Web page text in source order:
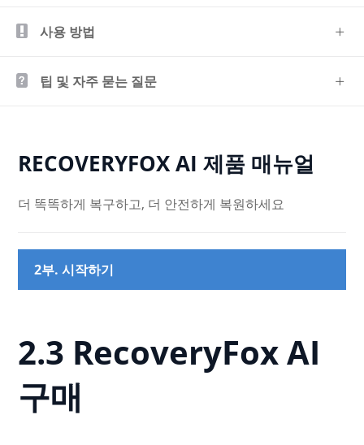
사용 방법
팁 및 자주 묻는 질문
RECOVERYFOX AI 제품 매뉴얼
더 똑똑하게 복구하고, 더 안전하게 복원하세요
2부. 시작하기
2.3 RecoveryFox AI
구매